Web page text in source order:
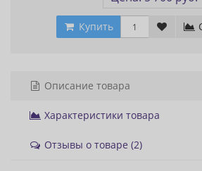
Купить
Описание товара
Характеристики товара
Отзывы о товаре (2)